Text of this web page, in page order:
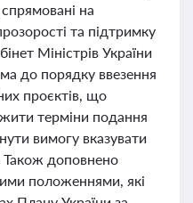
на
та підтримку
Міністрів України
до порядку ввезення
проєктів, що
терміни подання
вимогу вказувати
Також доповнено
положеннями, які